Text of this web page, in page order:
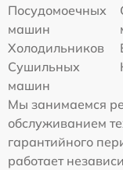
Посудомоечных
машин
Холодильников
Сушильных
машин
Мы занимаемся
обслуживанием
гарантийного
работает